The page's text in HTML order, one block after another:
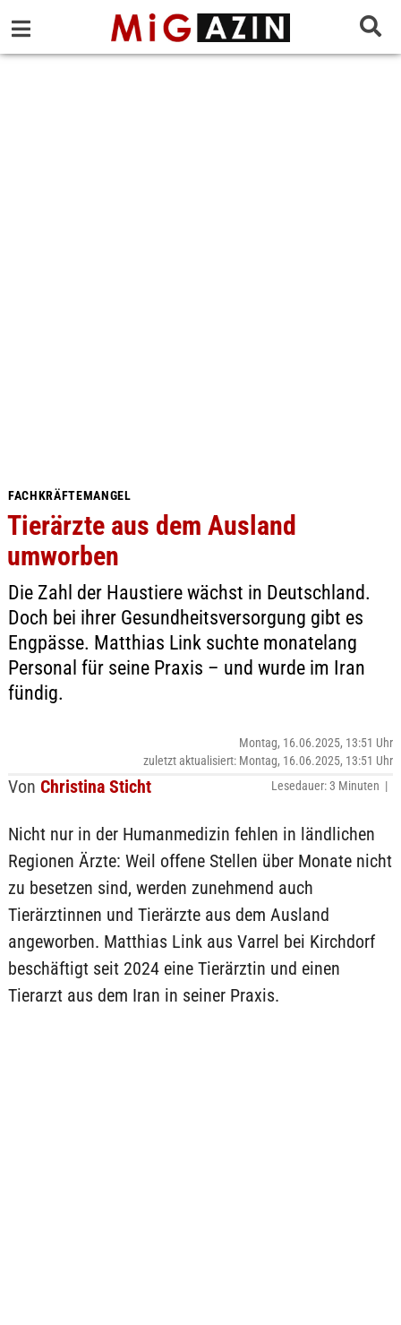
FACHKRÄFTEMANGEL
Tierärzte aus dem Ausland
umworben
Die Zahl der Haustiere wächst in Deutschland.
Doch bei ihrer Gesundheitsversorgung gibt es
Engpässe. Matthias Link suchte monatelang
Personal für seine Praxis – und wurde im Iran
fündig.
Von Christina Sticht
Montag, 16.06.2025, 13:51 Uhr
zuletzt aktualisiert: Montag, 16.06.2025, 13:51 Uhr
Lesedauer: 3 Minuten |
Nicht nur in der Humanmedizin fehlen in ländlichen
Regionen Ärzte: Weil offene Stellen über Monate nicht
zu besetzen sind, werden zunehmend auch
Tierärztinnen und Tierärzte aus dem Ausland
angeworben. Matthias Link aus Varrel bei Kirchdorf
beschäftigt seit 2024 eine Tierärztin und einen
Tierarzt aus dem Iran in seiner Praxis.